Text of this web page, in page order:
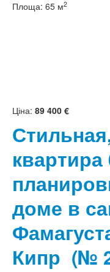
Площа: 65 м2
Ціна: 89 400 €
доме в
Кипр (№